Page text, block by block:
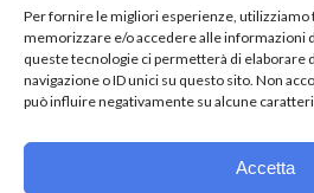
Per fornire le migliori esperienze, utilizziamo
memorizzare e/o accedere alle informazioni
queste tecnologie ci permetterà di elaborare
navigazione o ID unici su questo sito. Non
può influire negativamente su alcune
Accetta
Febbraio 2019
Gennaio 2019
Dicembre 2018
Novembre 2018